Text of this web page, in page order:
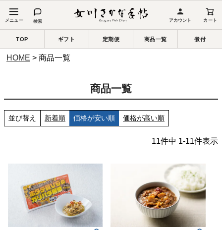
アカウント カート
検索
TOP ギフト 定期便 商品一覧 煮付
HOME 商品一覧
商品一覧
並び替え 新着順 価格が安い順 価格が高い順
11件中 1-11件表示